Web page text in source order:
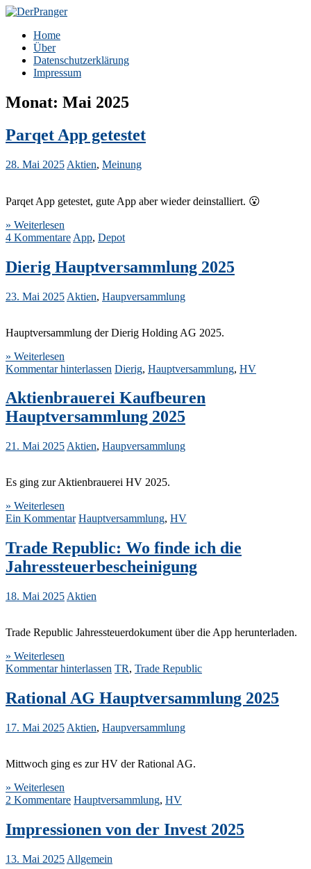
Zum
springen
DerPranger
Finanzen, Freiheit, Prangerei
Home
Über
Datenschutzerklärung
Impressum
Monat: Mai 2025
Parqet App getestet
28. Mai 2025 Aktien, Meinung
Parqet App getestet, gute App aber wieder deinstalliert. 😮
» Weiterlesen
4 Kommentare App, Depot
Dierig Hauptversammlung 2025
23. Mai 2025 Aktien, Haupversammlung
Hauptversammlung der Dierig Holding AG 2025.
» Weiterlesen
Kommentar hinterlassen Dierig, Hauptversammlung, HV
Aktienbrauerei Kaufbeuren
Hauptversammlung 2025
21. Mai 2025 Aktien, Haupversammlung
Es ging zur Aktienbrauerei HV 2025.
» Weiterlesen
Ein Kommentar Hauptversammlung, HV
Trade Republic: Wo finde ich die
Jahressteuerbescheinigung
18. Mai 2025 Aktien
Trade Republic Jahressteuerdokument über die App herunterladen.
» Weiterlesen
Kommentar hinterlassen TR, Trade Republic
Rational AG Hauptversammlung 2025
17. Mai 2025 Aktien, Haupversammlung
Mittwoch ging es zur HV der Rational AG.
» Weiterlesen
2 Kommentare Hauptversammlung, HV
Impressionen von der Invest 2025
13. Mai 2025 Allgemein